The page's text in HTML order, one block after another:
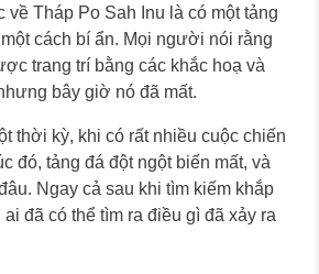
về Tháp Po Sah Inu là có một tảng
cách bí ẩn. Mọi người nói rằng
trang trí bằng các khắc hoạ và
bây giờ nó đã mất.
thời kỳ, khi có rất nhiều cuộc chiến
đó, tảng đá đột ngột biến mất, và
Ngay cả sau khi tìm kiếm khắp
đã có thể tìm ra điều gì đã xảy ra